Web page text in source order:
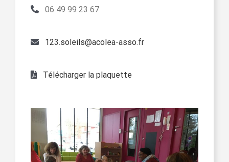
06 49 99 23 67
123.soleils@acolea-asso.fr
Télécharger la plaquette